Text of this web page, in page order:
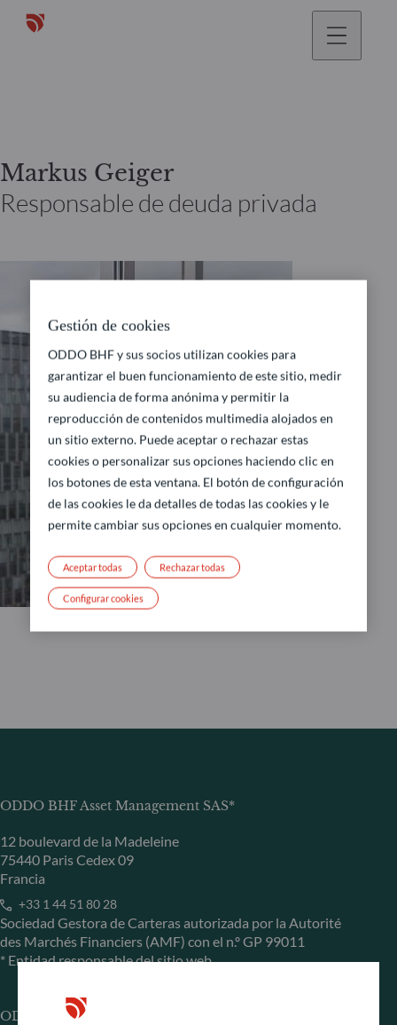
Markus Geiger
Responsable de deuda privada
ODDO BHF Asset Management SAS*
12 boulevard de la Madeleine
75440 Paris Cedex 09
Francia
+33 1 44 51 80 28
Sociedad Gestora de Carteras autorizada por la Autorité
des Marchés Financiers (AMF) con el n.º GP 99011
* Entidad responsable del sitio web
ODDO BHF Asset Management GmbH
Gestión de cookies
ODDO BHF y sus socios utilizan cookies para
garantizar el buen funcionamiento de este sitio, medir
su audiencia de forma anónima y permitir la
reproducción de contenidos multimedia alojados en
un sitio externo. Puede aceptar o rechazar estas
cookies o personalizar sus opciones haciendo clic en
los botones de esta ventana. El botón de configuración
de las cookies le da detalles de todas las cookies y le
permite cambiar sus opciones en cualquier momento.
Rechazar todas
Aceptar todas
Configurar cookies